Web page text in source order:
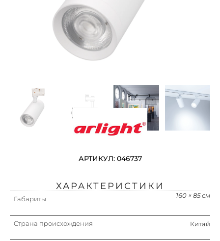
АРТИКУЛ: 046737
ХАРАКТЕРИСТИКИ
Габариты 160 × 85 см
Страна происхождения Китай